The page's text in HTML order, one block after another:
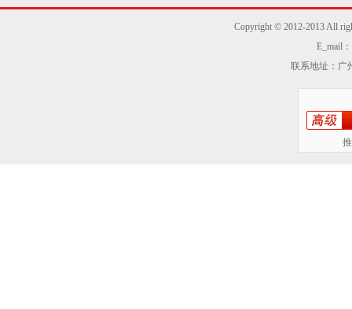
Copyright © 2012-2013 All
E_mail
联系地址：广